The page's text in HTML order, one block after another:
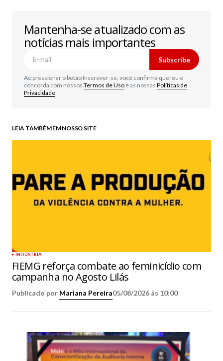
Mantenha-se atualizado com as
notícias mais importantes
Subscribe
Ao pressionar o botão Inscrever-se, você confirma que leu e
concorda com nossos Termos de Uso e as nossas Políticas de
Privacidade
LEIA TAMBÉM EM NOSSO SITE
INDÚSTRIA
FIEMG reforça combate ao feminicídio com
campanha no Agosto Lilás
Publicado por Mariana Pereira05/08/2026 às 10:00